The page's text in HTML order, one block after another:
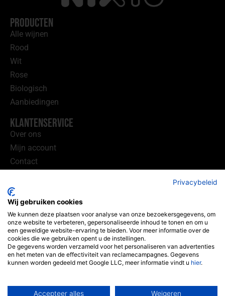
Privacybeleid
Wij gebruiken cookies
We kunnen deze plaatsen voor analyse van onze bezoekersgegevens, om
onze website te verbeteren, gepersonaliseerde inhoud te tonen en om u
een geweldige website-ervaring te bieden. Voor meer informatie over de
cookies die we gebruiken opent u de instellingen.
De gegevens worden verzameld voor het personaliseren van advertenties
en het meten van de effectiviteit van reclamecampagnes. Gegevens
kunnen worden gedeeld met Google LLC, meer informatie vindt u hier.
Accepteer alles Weigeren
Producten
Alle wijnen
Rood
Wit
Rose
Biologisch
Aanbiedingen
Klantenservice
Over ons
Mijn account
Contact
Wijnhandel Utrecht
Wijnhandel Sprang
Winklerlaan 365-40
3571KE Utrecht
(geen bezoek adres)
06 34 73 69 05